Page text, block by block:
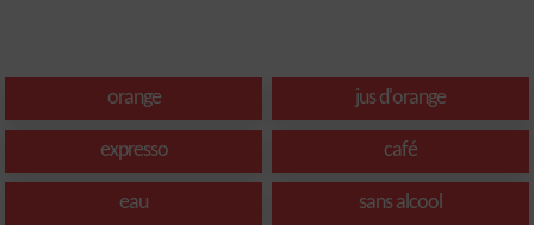
orange jus d'orange
expresso café
eau sans alcool